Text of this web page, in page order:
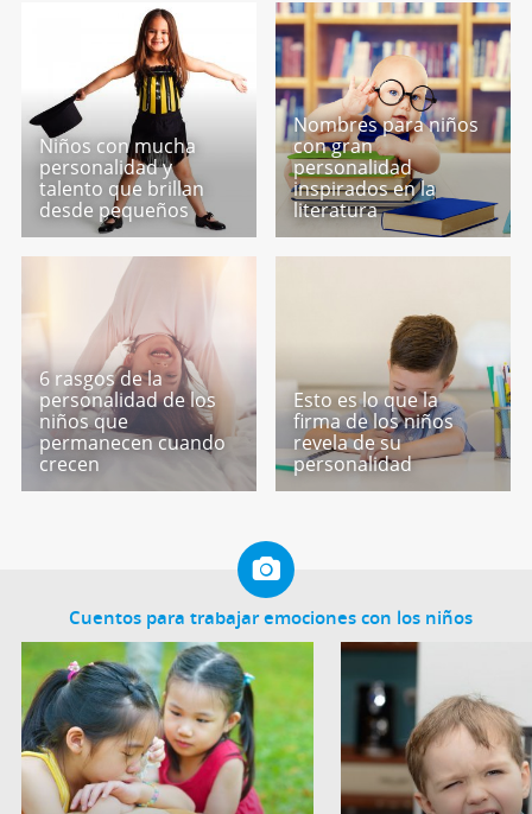
Niños con mucha
personalidad y
talento que brillan
desde pequeños
Nombres para niños
con gran
personalidad
inspirados en la
literatura
6 rasgos de la
personalidad de los
niños que
permanecen cuando
crecen
Esto es lo que la
firma de los niños
revela de su
personalidad
Cuentos para trabajar emociones con los niños